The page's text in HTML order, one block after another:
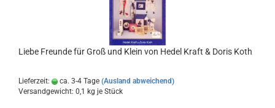
Liebe Freunde für Groß und Klein von Hedel Kraft & Doris Koth
Lieferzeit: ca. 3-4 Tage (Ausland abweichend)
Versandgewicht: 0,1 kg je Stück